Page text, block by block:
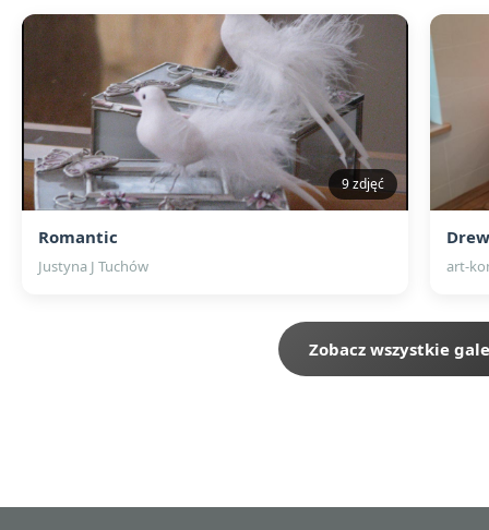
9 zdjęć
Romantic
Justyna J Tuchów art-
Zobacz wszystkie